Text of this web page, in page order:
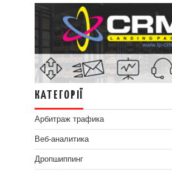
КАТЕГОРІЇ
Арбитраж трафика
Веб-аналитика
Дропшиппинг